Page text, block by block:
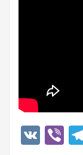
VK